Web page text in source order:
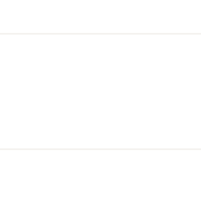
terrier de
puede